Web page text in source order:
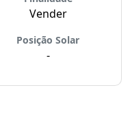
Vender
Posição Solar
-